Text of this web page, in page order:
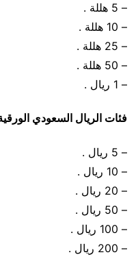
– 5 هللة .
– 10 هللة .
– 25 هللة .
– 50 هللة .
– 1 ريال .
فئات الريال السعودي
– 5 ريال .
– 10 ريال .
– 20 ريال .
– 50 ريال .
– 100 ريال .
– 200 ريال .